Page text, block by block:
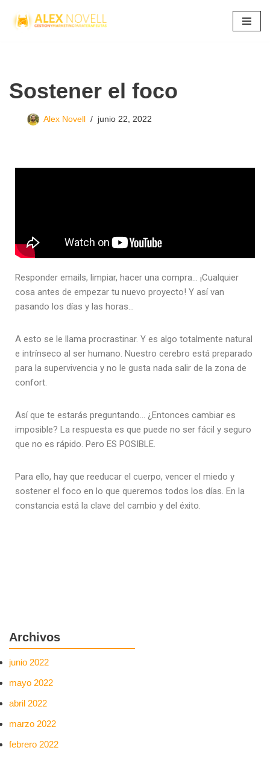
Saltar
Sostener el foco
Alex Novell junio 22, 2022
Responder emails, limpiar, hacer una compra… ¡Cualquier
cosa antes de empezar tu nuevo proyecto! Y así van
pasando los días y las horas…
A esto se le llama procrastinar. Y es algo totalmente natural
e intrínseco al ser humano. Nuestro cerebro está preparado
para la supervivencia y no le gusta nada salir de la zona de
confort.
Así que te estarás preguntando… ¿Entonces cambiar es
imposible? La respuesta es que puede no ser fácil y seguro
que no es rápido. Pero ES POSIBLE.
Para ello, hay que reeducar el cuerpo, vencer el miedo y
sostener el foco en lo que queremos todos los días. En la
constancia está la clave del cambio y del éxito.
Archivos
junio 2022
mayo 2022
abril 2022
marzo 2022
febrero 2022